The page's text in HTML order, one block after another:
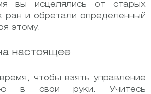
вы исцелялись от старых
ран и обретали определенный
этому.
настоящее
чтобы взять управление
в свои руки. Учитесь